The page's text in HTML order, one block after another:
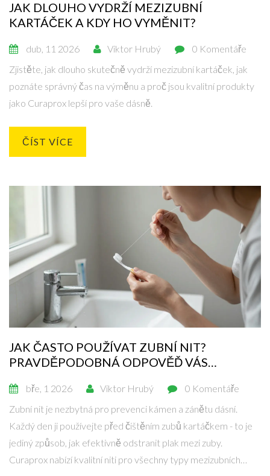
JAK DLOUHO VYDRŽÍ MEZIZUBNÍ
KARTÁČEK A KDY HO VYMĚNIT?
dub, 11 2026 Viktor Hrubý
0 Komentáře
Zjistěte, jak dlouho skutečně vydrží mezizubní kartáček, jak
poznáte správný čas na výměnu a proč jsou kvalitní produkty
jako Curaprox lepší pro vaše dásně.
ČÍST VÍCE
JAK ČASTO POUŽÍVAT ZUBNÍ NIT?
PRAVDĚPODOBNÁ ODPOVĚĎ VÁS
bře, 1 2026 Viktor Hrubý
0 Komentáře
Zubní nit je nezbytná pro prevenci kámen a zánětu dásní.
Každý den ji používejte před čištěním zubů kartáčkem - to je
jediný způsob, jak efektivně odstranit plak mezi zuby.
Curaprox nabízí kvalitní niti pro všechny typy mezizubních